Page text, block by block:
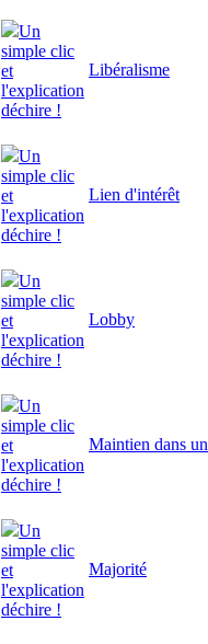
Un
simple clic
et
l'explication
déchire !
Libéralisme
Un
simple clic
et
l'explication
déchire !
Lien d'intérêt
Un
simple clic
et
l'explication
déchire !
Lobby
Un
simple clic
et
l'explication
déchire !
Maintien dans
Un
simple clic
et
l'explication
déchire !
Majorité